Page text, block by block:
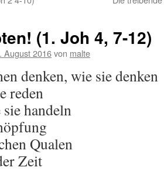
(1. Joh 4, 7-12)
August 2016von malte
denken, wie sie denken
reden
handeln
Qualen
Zeit